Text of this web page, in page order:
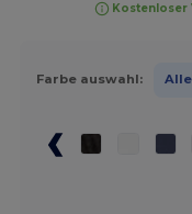
Kostenloser
Farbe auswahl: